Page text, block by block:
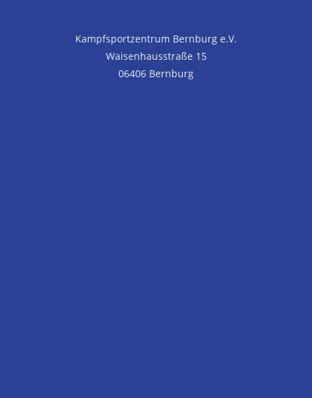
Kampfsportzentrum Bernburg e.V.
Waisenhausstraße 15
06406 Bernburg